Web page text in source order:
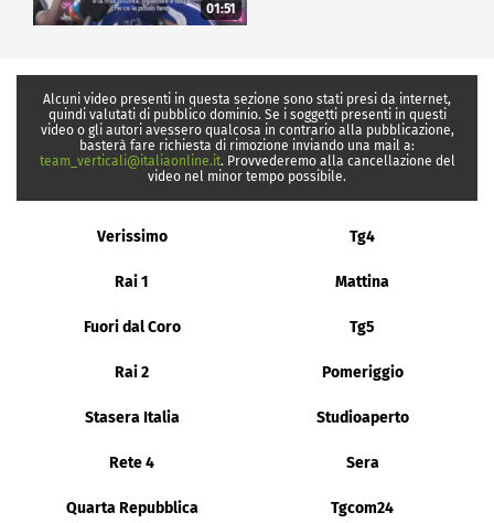
01:51
Alcuni video presenti in questa sezione sono stati presi da internet,
quindi valutati di pubblico dominio. Se i soggetti presenti in questi
video o gli autori avessero qualcosa in contrario alla pubblicazione,
basterà fare richiesta di rimozione inviando una mail a:
team_verticali@italiaonline.it. Provvederemo alla cancellazione del
video nel minor tempo possibile.
Verissimo Tg4
Rai 1 Mattina
Fuori dal Coro Tg5
Rai 2 Pomeriggio
Stasera Italia Studioaperto
Rete 4 Sera
Quarta Repubblica Tgcom24